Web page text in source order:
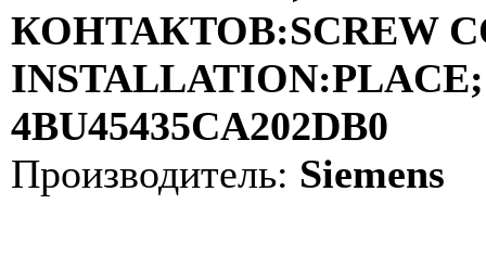
КОНТАКТОВ:SCREW
INSTALLATION:PLACE;
4BU45435CA202DB0
Производитель: Siemens